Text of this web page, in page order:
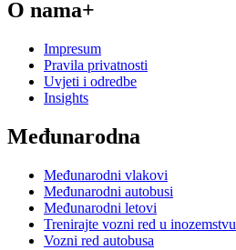
O nama+
Impresum
Pravila privatnosti
Uvjeti i odredbe
Insights
Međunarodna
Međunarodni vlakovi
Međunarodni autobusi
Međunarodni letovi
Trenirajte vozni red u inozemstvu
Vozni red autobusa